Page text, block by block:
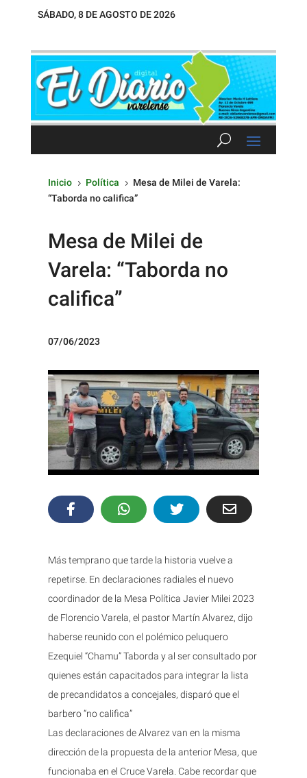
SÁBADO, 8 DE AGOSTO DE 2026
Inicio 5 Política 5 Mesa de Milei de Varela:
“Taborda no califica”
Mesa de Milei de
Varela: “Taborda no
califica”
07/06/2023
Más temprano que tarde la historia vuelve a
repetirse. En declaraciones radiales el nuevo
coordinador de la Mesa Política Javier Milei 2023
de Florencio Varela, el pastor Martín Alvarez, dijo
haberse reunido con el polémico peluquero
Ezequiel “Chamu” Taborda y al ser consultado por
quienes están capacitados para integrar la lista
de precandidatos a concejales, disparó que el
barbero “no califica”
Las declaraciones de Alvarez van en la misma
dirección de la propuesta de la anterior Mesa, que
funcionaba en el Cruce Varela. Cabe recordar que